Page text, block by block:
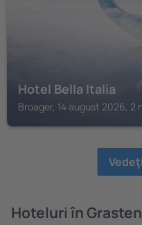
Hotel Bella Italia
Broager, 14 august 2026, 2
Hoteluri în Grasten